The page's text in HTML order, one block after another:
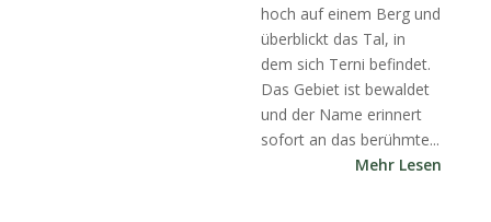
hoch auf einem Berg und
überblickt das Tal, in
dem sich Terni befindet.
Das Gebiet ist bewaldet
und der Name erinnert
sofort an das berühmte...
Mehr Lesen